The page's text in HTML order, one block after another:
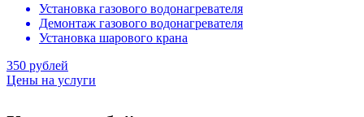
Установка газового водонагревателя
Демонтаж газового водонагревателя
Установка шарового крана
350 рублей
Цены на услуги